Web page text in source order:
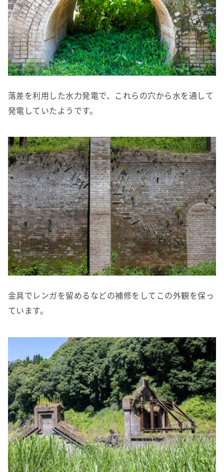
落差を利用した水力発電で、これらの穴から水を通して
発電していたようです。
金具でレンガを留めるなどの補修をしてこの外観を保っ
ています。